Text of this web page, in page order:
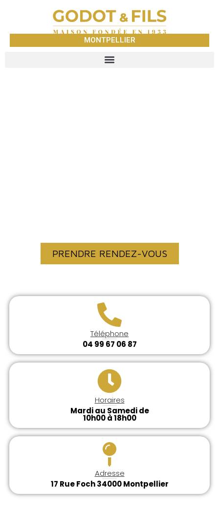
MONTPELLIER
PRENDRE RENDEZ-VOUS
Téléphone
04 99 67 06 87
Horaires
Mardi au Samedi de
10h00 à 18h00
Adresse
17 Rue Foch 34000 Montpellier